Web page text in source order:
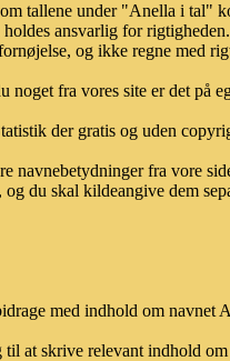
tallene under "Anella i tal"
ansvarlig for
og ikke regne med
noget fra vores site er det på
der gratis og uden
navnebetydninger fra vore
og du skal kildeangive dem
med indhold om navnet
til at skrive relevant indhold